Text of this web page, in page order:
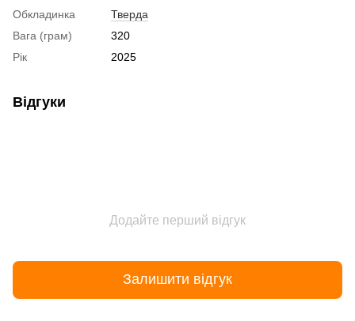
Обкладинка
Тверда
Вага (грам)
320
Рік
2025
Відгуки
Додайте перший відгук
Залишити відгук